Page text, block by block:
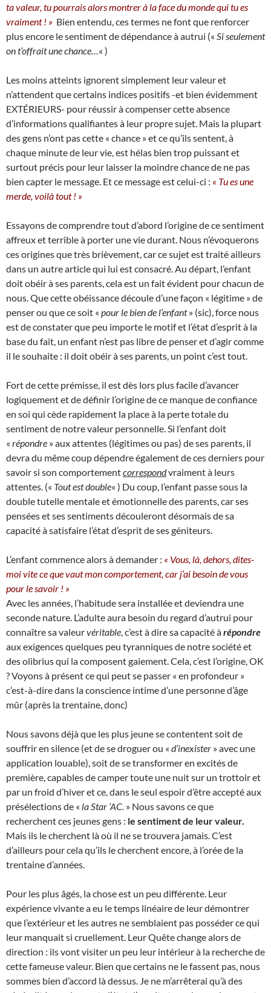
ta valeur, tu pourrais alors montrer à la face du monde qui tu es
vraiment ! » Bien entendu, ces termes ne font que renforcer
plus encore le sentiment de dépendance à autrui (« Si seulement
on t’offrait une chance… « )
Les moins atteints ignorent simplement leur valeur et
n’attendent que certains indices positifs -et bien évidemment
EXTÉRIEURS- pour réussir à compenser cette absence
d’informations qualifiantes à leur propre sujet. Mais la plupart
des gens n’ont pas cette « chance » et ce qu’ils sentent, à
chaque minute de leur vie, est hélas bien trop puissant et
surtout précis pour leur laisser la moindre chance de ne pas
bien capter le message. Et ce message est celui-ci : « Tu es une
merde, voilà tout ! »
Essayons de comprendre tout d’abord l’origine de ce sentiment
affreux et terrible à porter une vie durant. Nous n’évoquerons
ces origines que très brièvement, car ce sujet est traité ailleurs
dans un autre article qui lui est consacré. Au départ, l’enfant
doit obéir à ses parents, cela est un fait évident pour chacun de
nous. Que cette obéissance découle d’une façon « légitime » de
penser ou que ce soit « pour le bien de l’enfant» (sic), force nous
est de constater que peu importe le motif et l’état d’esprit à la
base du fait, un enfant n’est pas libre de penser et d’agir comme
il le souhaite : il doit obéir à ses parents, un point c’est tout.
Fort de cette prémisse, il est dès lors plus facile d’avancer
logiquement et de définir l’origine de ce manque de confiance
en soi qui cède rapidement la place à la perte totale du
sentiment de notre valeur personnelle. Si l’enfant doit
« répondre » aux attentes (légitimes ou pas) de ses parents, il
devra du même coup dépendre également de ces derniers pour
savoir si son comportementcorrespondvraiment à leurs
attentes. (« Tout est double« ) Du coup, l’enfant passe sous la
double tutelle mentale et émotionnelle des parents, car ses
pensées et ses sentiments découleront désormais de sa
capacité à satisfaire l’état d’esprit de ses géniteurs.
L’enfant commence alors à demander : « Vous, là, dehors, dites-
moi vite ce que vaut mon comportement, car j’ai besoin de vous
pour le savoir ! »
Avec les années, l’habitude sera installée et deviendra une
seconde nature. L’adulte aura besoin du regard d’autrui pour
connaître sa valeurvéritable , c’est à dire sa capacité àrépondre
aux exigences quelques peu tyranniques de notre société et
des olibrius qui la composent gaiement. Cela, c’est l’origine, OK
? Voyons à présent ce qui peut se passer « en profondeur »
c’est-à-dire dans la conscience intime d’une personne d’âge
mûr (après la trentaine, donc)
Nous savons déjà que les plus jeune se contentent soit de
souffrir en silence (et de se droguer ou « d’inexister » avec une
application louable), soit de se transformer en excités de
première, capables de camper toute une nuit sur un trottoir et
par un froid d’hiver et ce, dans le seul espoir d’être accepté aux
présélections de « la Star ‘AC. » Nous savons ce que
recherchent ces jeunes gens : le sentiment de leur valeur.
Mais ils le cherchent là où il ne se trouvera jamais. C’est
d’ailleurs pour cela qu’ils le cherchent encore, à l’orée de la
trentaine d’années.
Pour les plus âgés, la chose est un peu différente. Leur
expérience vivante a eu le temps linéaire de leur démontrer
que l’extérieur et les autres ne semblaient pas posséder ce qui
leur manquait si cruellement. Leur Quête change alors de
direction : ils vont visiter un peu leur intérieur à la recherche de
cette fameuse valeur. Bien que certains ne le fassent pas, nous
sommes bien d’accord là dessus. Je ne m’arrêterai qu’à des